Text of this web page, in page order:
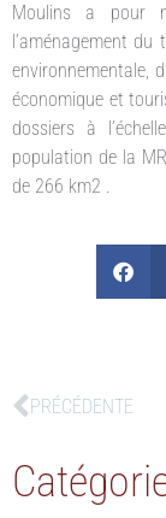
Moulins a pour
l’aménagement du
environnementale,
économique et
dossiers à
population de la
de 266 km2 .
PRÉCÉDENTE